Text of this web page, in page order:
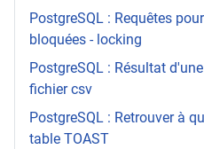
PostgreSQL : Requêtes
bloquées - locking
PostgreSQL : Résultat
fichier csv
PostgreSQL : Retrouver à
table TOAST